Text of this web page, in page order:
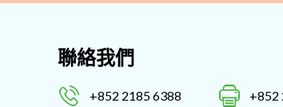
聯絡我們
+852 2185 6388 +852